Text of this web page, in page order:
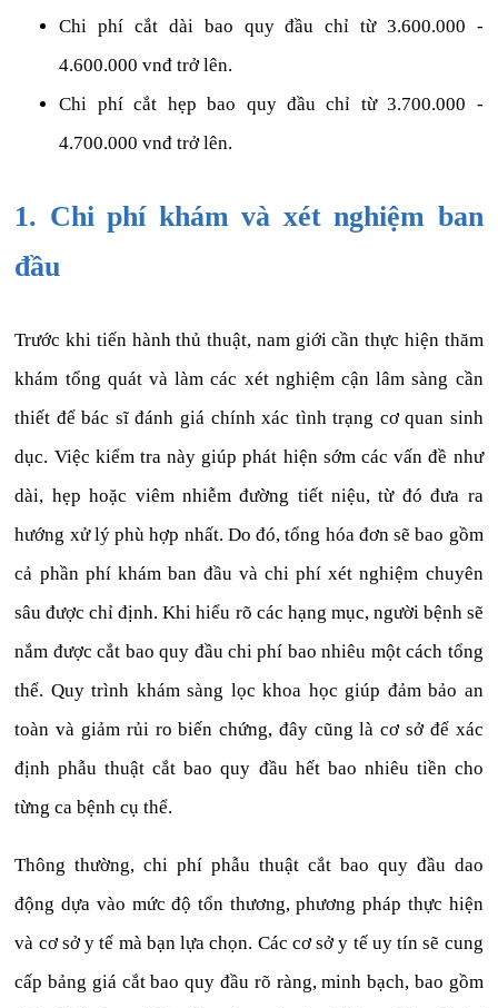
Chi phí cắt dài bao quy đầu chỉ từ 3.600.000 -
4.600.000 vnđ trở lên.
Chi phí cắt hẹp bao quy đầu chỉ từ 3.700.000 -
4.700.000 vnđ trở lên.
1. Chi phí khám và xét nghiệm ban
đầu
Trước khi tiến hành thủ thuật, nam giới cần thực hiện thăm
khám tổng quát và làm các xét nghiệm cận lâm sàng cần
thiết để bác sĩ đánh giá chính xác tình trạng cơ quan sinh
dục. Việc kiểm tra này giúp phát hiện sớm các vấn đề như
dài, hẹp hoặc viêm nhiễm đường tiết niệu, từ đó đưa ra
hướng xử lý phù hợp nhất. Do đó, tổng hóa đơn sẽ bao gồm
cả phần phí khám ban đầu và chi phí xét nghiệm chuyên
sâu được chỉ định. Khi hiểu rõ các hạng mục, người bệnh sẽ
nắm được cắt bao quy đầu chi phí bao nhiêu một cách tổng
thể. Quy trình khám sàng lọc khoa học giúp đảm bảo an
toàn và giảm rủi ro biến chứng, đây cũng là cơ sở để xác
định phẫu thuật cắt bao quy đầu hết bao nhiêu tiền cho
từng ca bệnh cụ thể.
Thông thường, chi phí phẫu thuật cắt bao quy đầu dao
động dựa vào mức độ tổn thương, phương pháp thực hiện
và cơ sở y tế mà bạn lựa chọn. Các cơ sở y tế uy tín sẽ cung
cấp bảng giá cắt bao quy đầu rõ ràng, minh bạch, bao gồm